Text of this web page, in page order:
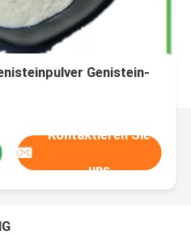
Genistein-
Kontaktieren Sie
uns